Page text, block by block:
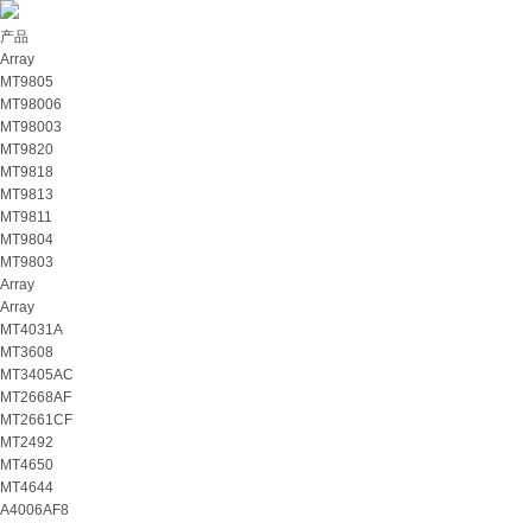
产品
Array
MT9805
MT98006
MT98003
MT9820
MT9818
MT9813
MT9811
MT9804
MT9803
Array
Array
MT4031A
MT3608
MT3405AC
MT2668AF
MT2661CF
MT2492
MT4650
MT4644
A4006AF8